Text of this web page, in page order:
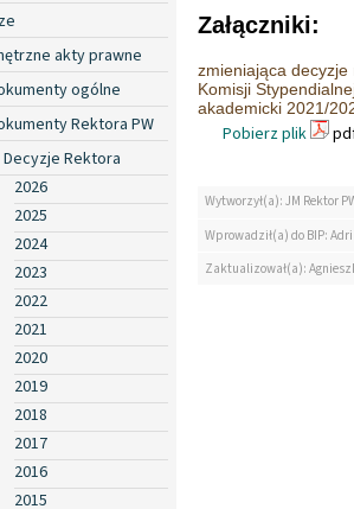
akty prawne
ogólne
Rektora PW
Decyzje Rektora
2026
2025
2024
2023
2022
2021
2020
2019
2018
2017
2016
2015
Załączniki:
zmieniająca decyzje
Komisji
akademicki 2021/
Pobierz plik
Wytworzył(a): JM Rektor
Wprowadził(a) do BIP:
Zaktualizował(a):